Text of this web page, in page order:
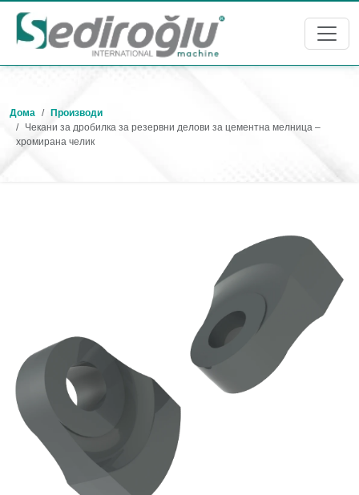
Дома
Производи
Чекани за дробилка за резервни делови за цементна мелница –
хромирана челик